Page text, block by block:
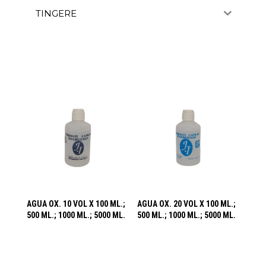
TINGERE
AGUA OX. 10 VOL X 100 ML.;
500 ML.; 1000 ML.; 5000 ML.
AGUA OX. 20 VOL X 100 ML.;
500 ML.; 1000 ML.; 5000 ML.